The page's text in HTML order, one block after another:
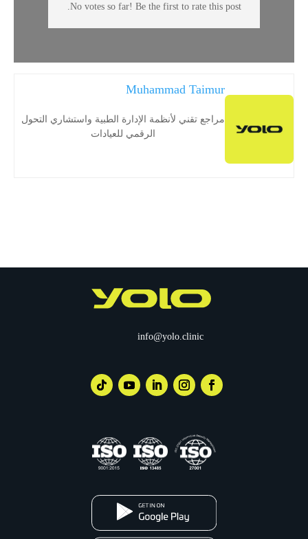
No votes so far! Be the first to rate this post.
Muhammad Taimur
مراجع تقني لأنظمة الإدارة الطبية واستشاري التحول
الرقمي للعيادات
info@yolo.clinic